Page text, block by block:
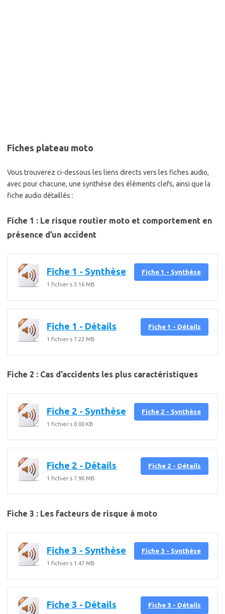
Fiches plateau moto
Vous trouverez ci-dessous les liens directs vers les fiches audio,
avec pour chacune, une synthèse des éléments clefs, ainsi que la
fiche audio détaillés :
Fiche 1 : Le risque routier moto et comportement en
présence d’un accident
Fiche 1 - Synthèse
1 fichier·s3.16 MB
Fiche 1 - Synthèse
Fiche 1 - Détails
1 fichier·s7.22 MB
Fiche 1 - Détails
Fiche 2 : Cas d’accidents les plus caractéristiques
Fiche 2 - Synthèse
1 fichier·s 0.00 KB
Fiche 2 - Synthèse
Fiche 2 - Détails
1 fichier·s7.90 MB
Fiche 2 - Détails
Fiche 3 : Les facteurs de risque à moto
Fiche 3 - Synthèse
1 fichier·s 1.47 MB
Fiche 3 - Synthèse
Fiche 3 - Détails Fiche 3 - Détails